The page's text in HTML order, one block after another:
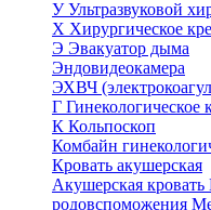
УУльтразвуковой
Х Хирургическое
Э Эвакуатор дыма
Эндовидеокамера
ЭХВЧ
Г Гинекологическое
К Кольпоскоп
Комбайн
Кровать акушерская
Акушерская кровать
родовспоможения